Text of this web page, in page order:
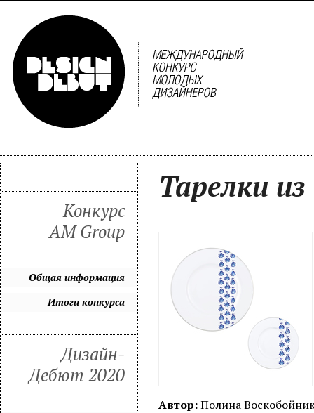
Тарелки
Автор:Полина
Конкурс
AM Group
Общая информация
Итоги конкурса
Дизайн-
Дебют 2020